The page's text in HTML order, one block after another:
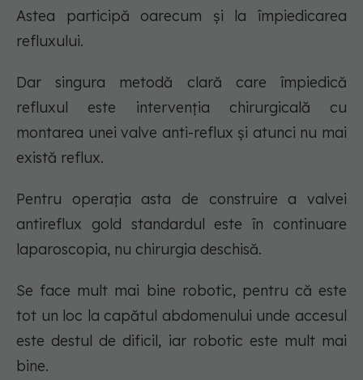
Astea participă oarecum și la împiedicarea
refluxului.
Dar singura metodă clară care împiedică
refluxul este intervenția chirurgicală cu
montarea unei valve anti-reflux și atunci nu mai
există reflux.
Pentru operația asta de construire a valvei
antireflux gold standardul este în continuare
laparoscopia, nu chirurgia deschisă.
Se face mult mai bine robotic, pentru că este
tot un loc la capătul abdomenului unde accesul
este destul de dificil, iar robotic este mult mai
bine.